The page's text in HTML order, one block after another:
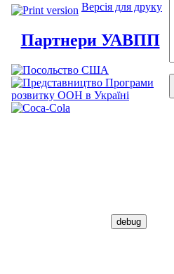
Версія для друку
Партнери УАВПП